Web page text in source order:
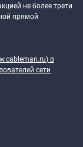
не более трети
прямой
) в
сети